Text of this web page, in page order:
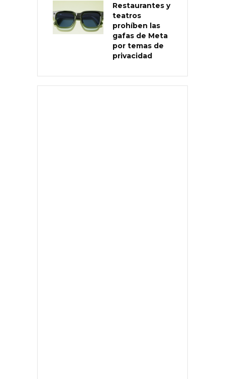
Restaurantes y
teatros
prohíben las
gafas de Meta
por temas de
privacidad